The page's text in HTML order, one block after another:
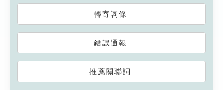
轉寄詞條
錯誤通報
推薦關聯詞